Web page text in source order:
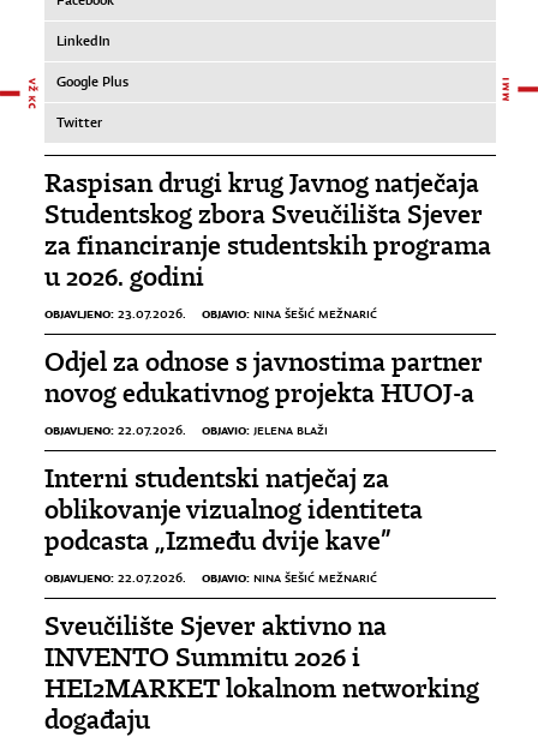
LinkedIn
Google Plus
Twitter
Raspisan drugi krug Javnog natječaja
Studentskog zbora Sveučilišta Sjever
za financiranje studentskih programa
u 2026. godini
OBJAVLJENO: 23.07.2026. OBJAVIO: NINA ŠEŠIĆ MEŽNARIĆ
Odjel za odnose s javnostima partner
novog edukativnog projekta HUOJ-a
OBJAVLJENO: 22.07.2026. OBJAVIO: JELENA BLAŽI
Interni studentski natječaj za
oblikovanje vizualnog identiteta
podcasta „Između dvije kave”
OBJAVLJENO: 22.07.2026. OBJAVIO: NINA ŠEŠIĆ MEŽNARIĆ
Sveučilište Sjever aktivno na
INVENTO Summitu 2026 i
HEI2MARKET lokalnom networking
događaju